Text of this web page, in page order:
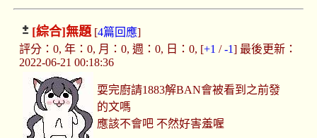
[綜合]無題[4篇回應]
評分：0, 年：0, 月：0, 週：0, 日：0, [+1 /-1] 最後更新：
2022-06-21 00:18:36
耍完廚請1883解BAN會被看到之前發
的文嗎
應該不會吧 不然好害羞喔